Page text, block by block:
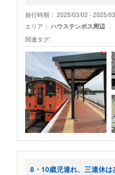
旅行時期： 2025/03/02 - 2025/
エリア： ハウステンボス周辺
関連タグ:
8・10歳児連れ、三連休